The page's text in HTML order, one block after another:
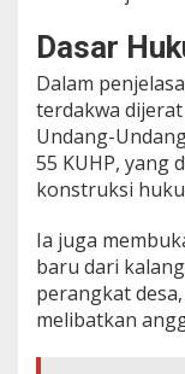
Dasar
Dalam
terdakwa dijerat
Undang-
55 KUHP, yang
konstruksi
Ia juga
baru dari
perangkat
melibatkan